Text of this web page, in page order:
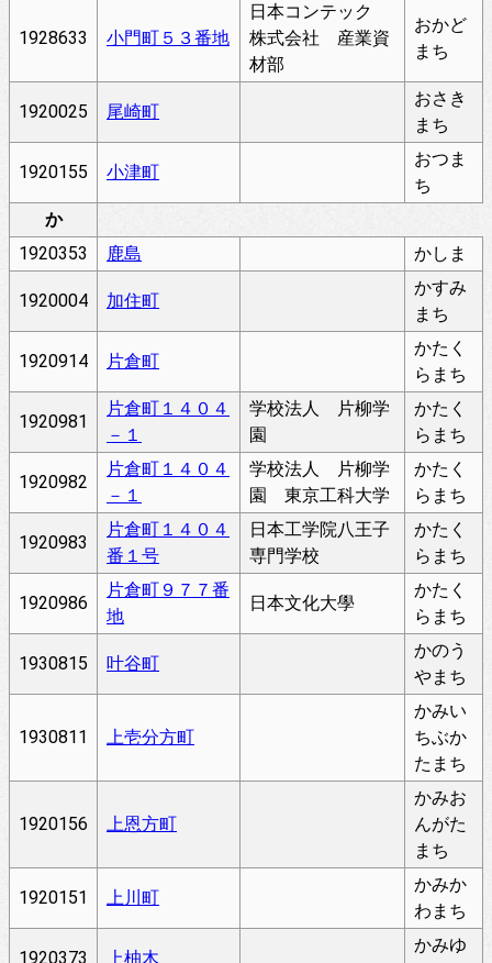
1928633 小門町５３番地
日本コンテック
株式会社 産業資
材部
おかど
まち
1920025 尾崎町
おさき
まち
1920155 小津町
おつま
ち
か
1920353
鹿島 かしま
1920004 加住町
かすみ
まち
1920914 片倉町
かたく
らまち
1920981
片倉町１４０４
－１
学校法人 片柳学
園
かたく
らまち
1920982
片倉町１４０４
－１
学校法人 片柳学
園 東京工科大学
かたく
らまち
1920983
片倉町１４０４
番１号
日本工学院八王子
専門学校
かたく
らまち
1920986
片倉町９７７番
地
日本文化大學
かたく
らまち
1930815 叶谷町
かのう
やまち
1930811 上壱分方町
かみい
ちぶか
たまち
1920156 上恩方町
かみお
んがた
まち
1920151 上川町
かみか
わまち
1920373 上柚木
かみゆ